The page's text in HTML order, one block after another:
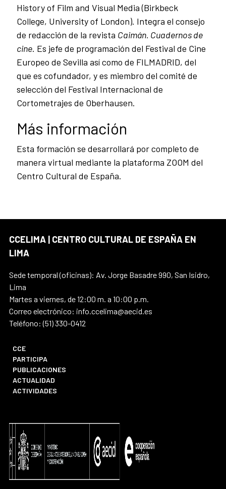
History of Film and Visual Media (Birkbeck
College, University of London). Integra el consejo
de redacción de la revista Caimán. Cuadernos de
cine. Es jefe de programación del Festival de Cine
Europeo de Sevilla así como de FILMADRID, del
que es cofundador, y es miembro del comité de
selección del Festival Internacional de
Cortometrajes de Oberhausen.
Más información
Esta formación se desarrollará por completo de
manera virtual mediante la plataforma ZOOM del
Centro Cultural de España.
CCELIMA | CENTRO CULTURAL DE ESPAÑA EN
LIMA
Sede temporal (oficinas): Av. Jorge Basadre 990, San Isidro,
Lima
Martes a viernes, de 12:00 m. a 10:00 p.m.
Correo electrónico: info.ccelima@aecid.es
Teléfono: (51) 330-0412
CCE
PARTICIPA
PUBLICACIONES
ACTUALIDAD
ACTIVIDADES